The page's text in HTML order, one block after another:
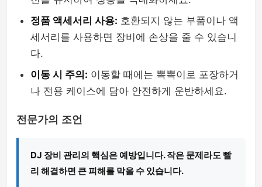
정품 액세서리 사용: 호환되지 않는 부품이나 액
세서리를 사용하면 장비에 손상을 줄 수 있습니
다.
이동 시 주의: 이동할 때에는 뽁뽁이로 포장하거
나 전용 케이스에 담아 안전하게 운반하세요.
전문가의 조언
DJ 장비 관리의 핵심은 예방입니다. 작은 문제라도 빨
리 해결하면 큰 피해를 막을 수 있습니다.